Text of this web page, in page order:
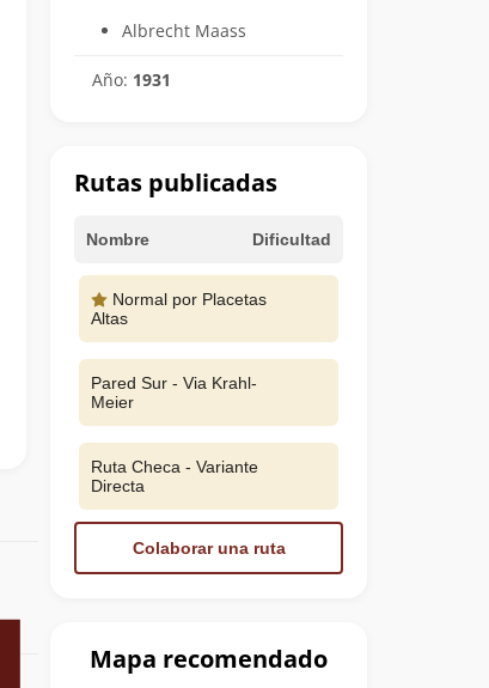
Albrecht Maass
Año: 1931
Rutas publicadas
Nombre Dificultad
Normal por Placetas
Altas
Pared Sur - Via Krahl-
Meier
Ruta Checa - Variante
Directa
Colaborar una ruta
Mapa recomendado